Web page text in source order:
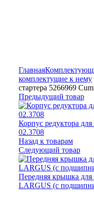
Главная
комплектущие к нему
стартера 5266969
Предыдущий товар
Корпус редуктора
02.3708
Назад к товарам
Следующий товар
Передняя крышка для
LARGUS (с